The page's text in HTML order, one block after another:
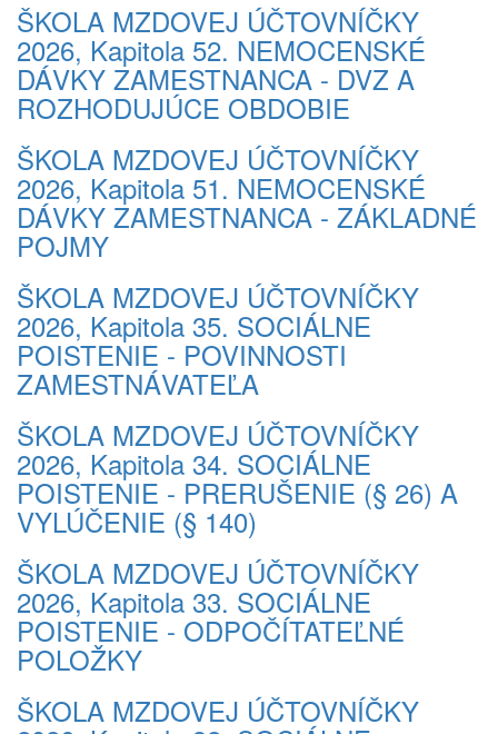
ŠKOLA MZDOVEJ ÚČTOVNÍČKY
2026, Kapitola 52. NEMOCENSKÉ
DÁVKY ZAMESTNANCA - DVZ A
ROZHODUJÚCE OBDOBIE
ŠKOLA MZDOVEJ ÚČTOVNÍČKY
2026, Kapitola 51. NEMOCENSKÉ
DÁVKY ZAMESTNANCA - ZÁKLADNÉ
POJMY
ŠKOLA MZDOVEJ ÚČTOVNÍČKY
2026, Kapitola 35. SOCIÁLNE
POISTENIE - POVINNOSTI
ZAMESTNÁVATEĽA
ŠKOLA MZDOVEJ ÚČTOVNÍČKY
2026, Kapitola 34. SOCIÁLNE
POISTENIE - PRERUŠENIE (§ 26) A
VYLÚČENIE (§ 140)
ŠKOLA MZDOVEJ ÚČTOVNÍČKY
2026, Kapitola 33. SOCIÁLNE
POISTENIE - ODPOČÍTATEĽNÉ
POLOŽKY
ŠKOLA MZDOVEJ ÚČTOVNÍČKY